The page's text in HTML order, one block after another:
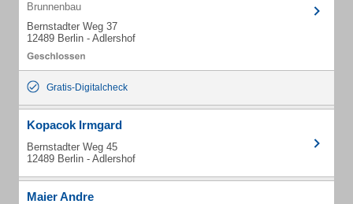
Brunnenbau
Bernstadter Weg 37
12489 Berlin - Adlershof
Gratis-Digitalcheck
Kopacok Irmgard
Bernstadter Weg 45
12489 Berlin - Adlershof
Maier Andre